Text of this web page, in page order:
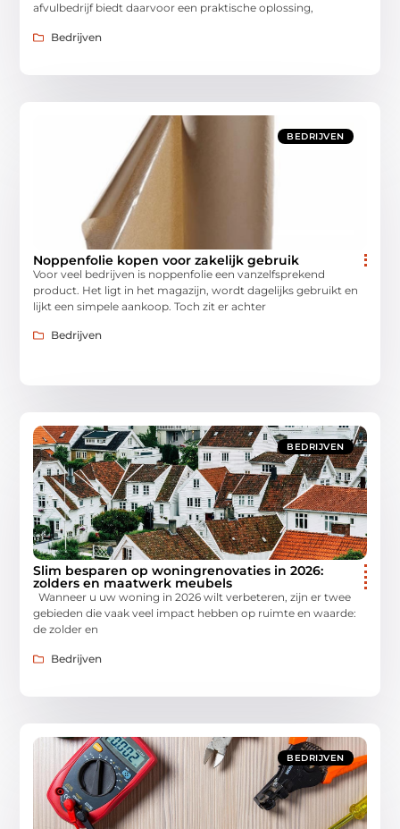
afvulbedrijf biedt daarvoor een praktische oplossing,
Bedrijven
BEDRIJVEN
Noppenfolie kopen voor zakelijk gebruik
Voor veel bedrijven is noppenfolie een vanzelfsprekend
product. Het ligt in het magazijn, wordt dagelijks gebruikt en
lijkt een simpele aankoop. Toch zit er achter
Bedrijven
BEDRIJVEN
Slim besparen op woningrenovaties in 2026:
zolders en maatwerk meubels
Wanneer u uw woning in 2026 wilt verbeteren, zijn er twee
gebieden die vaak veel impact hebben op ruimte en waarde:
de zolder en
Bedrijven
BEDRIJVEN